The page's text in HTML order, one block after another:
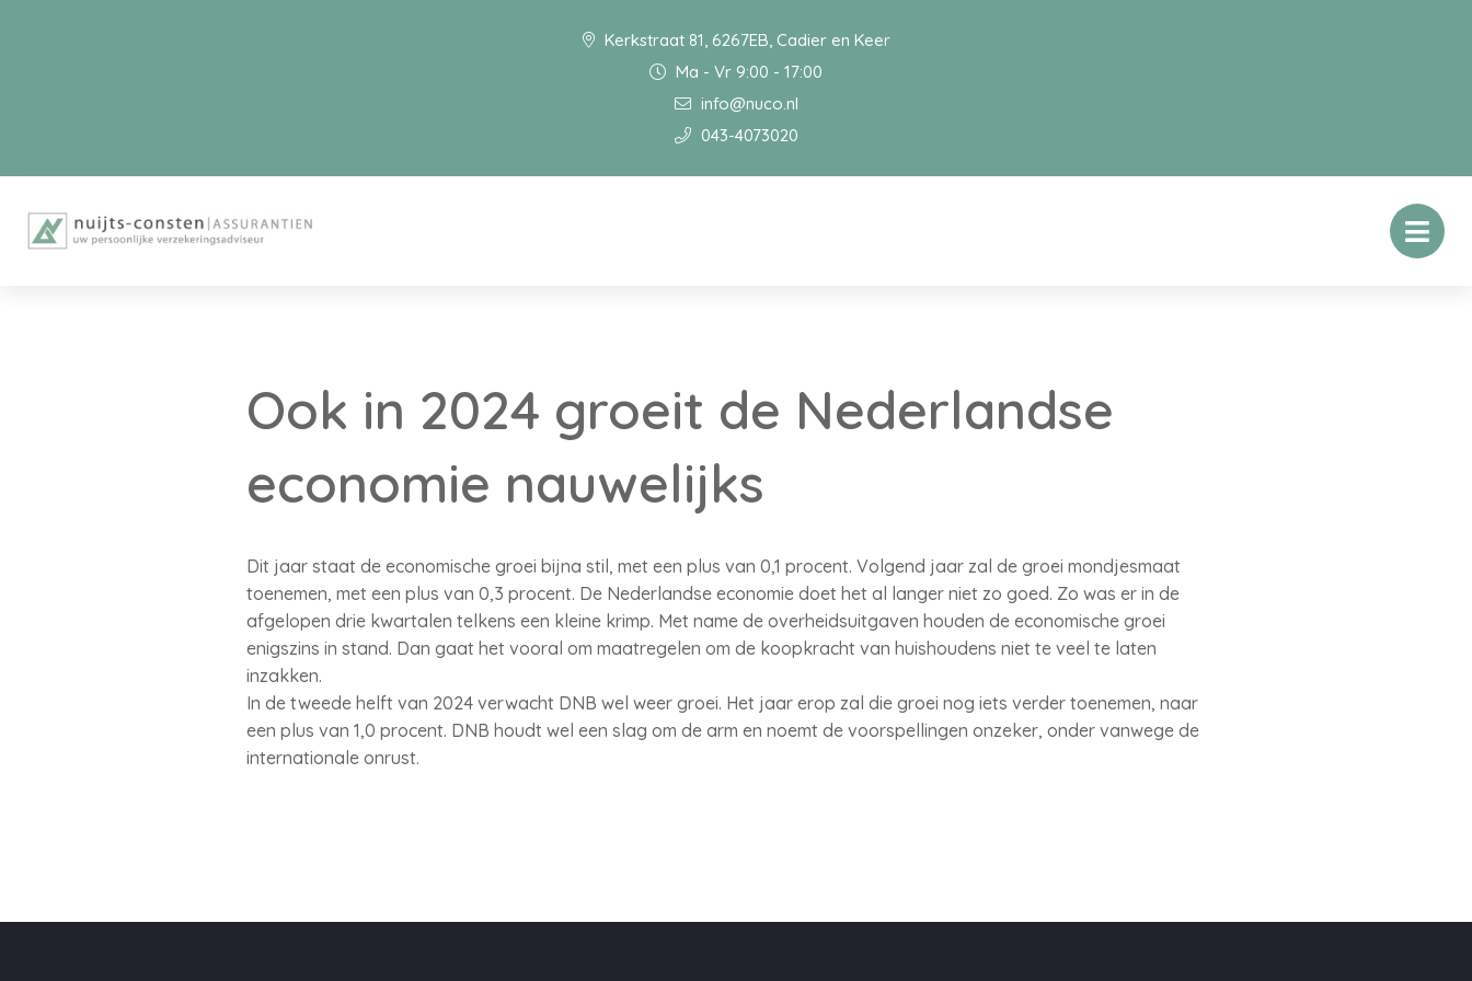
Kerkstraat 81, 6267EB, Cadier en Keer
Ma - Vr 9:00 - 17:00
info@nuco.nl
043-4073020
Ook in 2024 groeit de Nederlandse
economie nauwelijks
Dit jaar staat de economische groei bijna stil, met een plus van 0,1 procent. Volgend jaar zal de groei mondjesmaat
toenemen, met een plus van 0,3 procent. De Nederlandse economie doet het al langer niet zo goed. Zo was er in de
afgelopen drie kwartalen telkens een kleine krimp. Met name de overheidsuitgaven houden de economische groei
enigszins in stand. Dan gaat het vooral om maatregelen om de koopkracht van huishoudens niet te veel te laten
inzakken.
In de tweede helft van 2024 verwacht DNB wel weer groei. Het jaar erop zal die groei nog iets verder toenemen, naar
een plus van 1,0 procent. DNB houdt wel een slag om de arm en noemt de voorspellingen onzeker, onder vanwege de
internationale onrust.